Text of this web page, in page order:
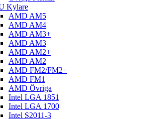
Kylare
AMD AM5
AMD AM4
AMD AM3+
AMD AM3
AMD AM2+
AMD AM2
AMD FM2/FM2+
AMD FM1
AMD Övriga
Intel LGA 1851
Intel LGA 1700
Intel S2011-3